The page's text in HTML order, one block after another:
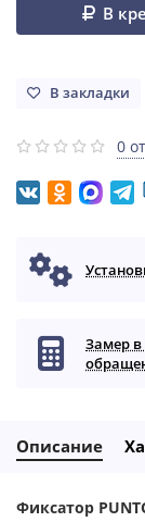
В
В закладки
0
Замер в
Описание
Фиксатор